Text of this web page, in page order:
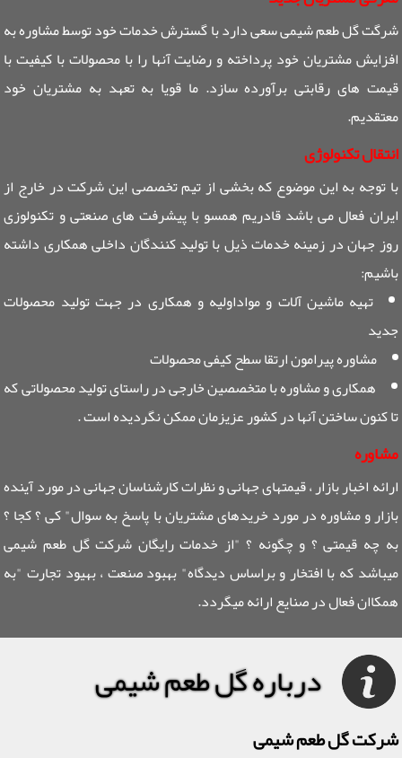
شرگت گل طعم شیمی سعی دارد با گسترش خدمات خود توسط مشاوره به
افزایش مشتریان خود پرداخته و رضایت آنها را با محصولات با کیفیت با
قیمت های رقابتی برآورده سازد. ما قویا به تعهد به مشتریان خود
معتقدیم.
انتقال تکنولوژی
با توجه به این موضوع که بخشی از تیم تخصصی این شرکت در خارج از
ایران فعال می باشد قادریم همسو با پیشرفت های صنعتی و تکنولوزی
روز جهان در زمینه خدمات ذیل با تولید کنندگان داخلی همکاری داشته
باشیم:
تهیه ماشین آلات و مواداولیه و همکاری در جهت تولید محصولات
جدید
مشاوره پیرامون ارتقا سطح کیفی محصولات
همکاری و مشاوره با متخصصین خارجی در راستای تولید محصولاتی که
تا کنون ساختن آنها در کشور عزیزمان ممکن نگردیده است .
مشاوره
ارائه اخبار بازار ، قیمتهای جهانی و نظرات کارشناسان جهانی در مورد آینده
بازار و مشاوره در مورد خریدهای مشتریان با پاسخ به سوال" کی ؟ کجا ؟
به چه قیمتی ؟ و چگونه ؟ "از خدمات رایگان شرکت گل طعم شیمی
میباشد که با افتخار و براساس دیدگاه" بهبود صنعت ، بهیود تجارت "به
همکاان فعال در صنایع ارائه میگردد.
درباره گل طعم شیمی
شرکت گل طعم شیمی